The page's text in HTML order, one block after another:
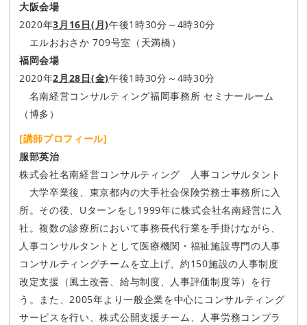
大阪会場
2020年3月16日(月)午後1時30分～4時30分
エルおおさか 709号室（天満橋）
福岡会場
2020年2月28日(金)午後1時30分～4時30分
名南経営コンサルティング福岡事務所 セミナールーム
（博多）
[講師プロフィール]
服部英治
株式会社名南経営コンサルティング 人事コンサルタント
大学卒業後、東京都内の大手社会保険労務士事務所に入
所。その後、Uターンをし1999年に株式会社名南経営に入
社。複数の診療所において事務長代行業を手掛けながら、
人事コンサルタントとして医療機関・福祉施設専門の人事
コンサルティングチームを立上げ、約150施設の人事制度
改定支援（風土改善、給与制度、人事評価制度等）を行
う。また、2005年より一般企業を中心にコンサルティング
サービスを行い、株式公開支援チーム、人事労務コンプラ